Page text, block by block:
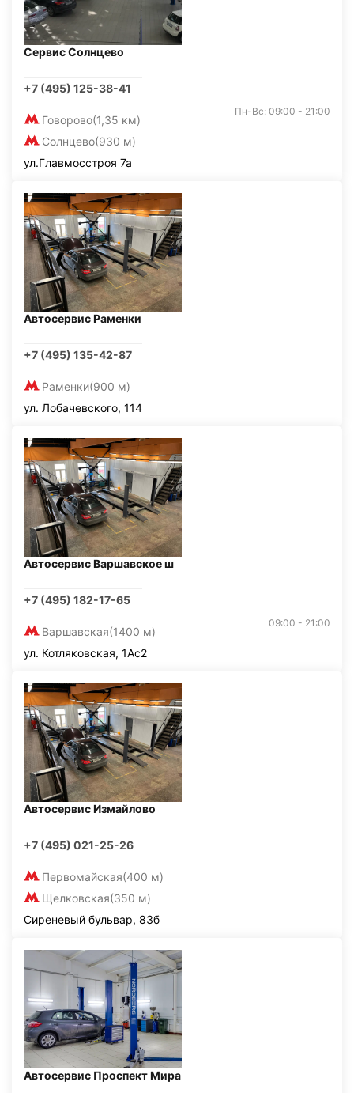
Сервис Солнцево
+7 (495) 125-38-41
Говорово(1,35 км)
Солнцево(930 м)
Пн-Вс: 09:00 - 21:00
ул.Главмосстроя 7а
Автосервис Раменки
+7 (495) 135-42-87
Раменки(900 м)
ул. Лобачевского, 114
Автосервис Варшавское ш
+7 (495) 182-17-65
Варшавская(1400 м)
09:00 - 21:00
ул. Котляковская, 1Ас2
Автосервис Измайлово
+7 (495) 021-25-26
Первомайская(400 м)
Щелковская(350 м)
Сиреневый бульвар, 83б
Автосервис Проспект Мира